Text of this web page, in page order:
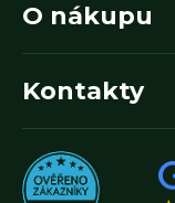
O nákupu
Kontakty